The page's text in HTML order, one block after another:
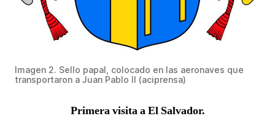
Imagen 2. Sello papal, colocado en las aeronaves que
transportaron a Juan Pablo II (aciprensa)
Primera visita a El Salvador.